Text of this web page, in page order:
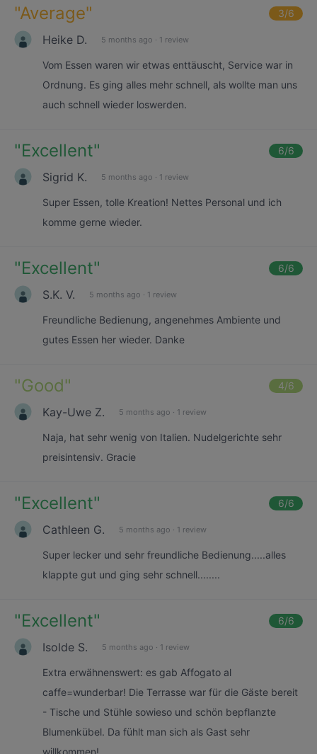
"Average" 3/6
Heike D. 5 months ago · 1 review
Vom Essen waren wir etwas enttäuscht, Service war in
Ordnung. Es ging alles mehr schnell, als wollte man uns
auch schnell wieder loswerden.
"Excellent" 6/6
Sigrid K. 5 months ago · 1 review
Super Essen, tolle Kreation! Nettes Personal und ich
komme gerne wieder.
"Excellent" 6/6
S.K. V. 5 months ago · 1 review
Freundliche Bedienung, angenehmes Ambiente und
gutes Essen her wieder. Danke
"Good" 4/6
Kay-Uwe Z. 5 months ago · 1 review
Naja, hat sehr wenig von Italien. Nudelgerichte sehr
preisintensiv. Gracie
"Excellent" 6/6
Cathleen G. 5 months ago · 1 review
Super lecker und sehr freundliche Bedienung.....alles
klappte gut und ging sehr schnell........
"Excellent" 6/6
Isolde S. 5 months ago · 1 review
Extra erwähnenswert: es gab Affogato al
caffe=wunderbar! Die Terrasse war für die Gäste bereit
- Tische und Stühle sowieso und schön bepflanzte
Blumenkübel. Da fühlt man sich als Gast sehr
willkommen!